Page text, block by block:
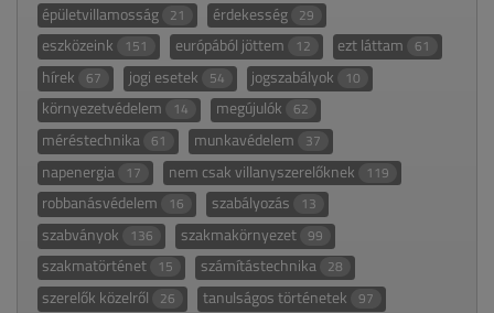
épületvillamosság 21 érdekesség 29
eszközeink 151 európából jöttem 12 ezt láttam 61
hírek 67 jogi esetek 54 jogszabályok 10
környezetvédelem 14 megújulók 62
méréstechnika 61 munkavédelem 37
napenergia 17 nem csak villanyszerelőknek 119
robbanásvédelem 16 szabályozás 13
szabványok 136 szakmakörnyezet 99
szakmatörténet 15 számítástechnika 28
szerelők közelről 26 tanulságos történetek 97